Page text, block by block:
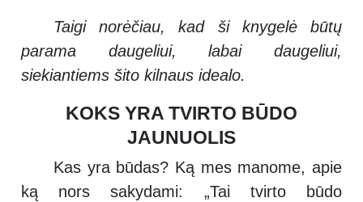
Taigi norėčiau, kad ši knygelė būtų
parama daugeliui, labai daugeliui,
siekiantiems šito kilnaus idealo.
KOKS YRA TVIRTO BŪDO
JAUNUOLIS
Kas yra būdas? Ką mes manome, apie
ką nors sakydami: „Tai tvirto būdo